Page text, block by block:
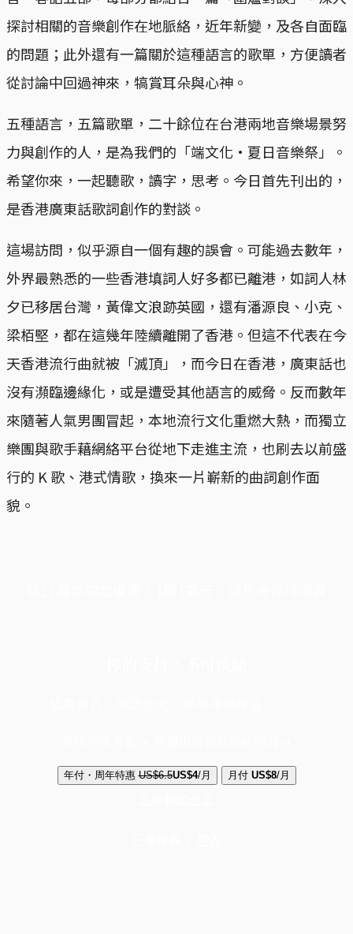
探討相關的音樂創作在地脈絡，近年新變，及各自面臨
的問題；此外還有一篇關於這種語言的歌單，方便讀者
從討論中回過神來，犒賞耳朵與心神。
五種語言，五篇歌單，二十餘位在台港兩地音樂場景努
力與創作的人，是為我們的「端文化·夏日音樂祭」。
希望你來，一起聽歌，讀字，思考。今日首先刊出的，
是香港廣東話歌詞創作的對談。
這場訪問，似乎源自一個有趣的誤會。可能過去數年，
外界最熟悉的一些香港填詞人好多都已離港，如詞人林
夕已移居台灣，黃偉文浪跡英國，還有潘源良、小克、
梁栢堅，都在這幾年陸續離開了香港。但這不代表在今
天香港流行曲就被「滅頂」，而今日在香港，廣東話也
沒有瀕臨邊緣化，或是遭受其他語言的威脅。反而數年
來隨著人氣男團冒起，本地流行文化重燃大熱，而獨立
樂團與歌手藉網絡平台從地下走進主流，也刷去以前盛
行的 K 歌、港式情歌，換來一片嶄新的曲詞創作面
貌。
年付・周年特惠 US$6.5US$4/月 月付 US$8/月